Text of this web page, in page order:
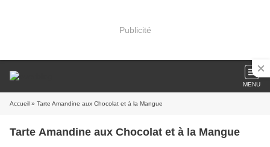
Publicité
MENU
Accueil » Tarte Amandine aux Chocolat et à la Mangue
Tarte Amandine aux Chocolat et à la Mangue